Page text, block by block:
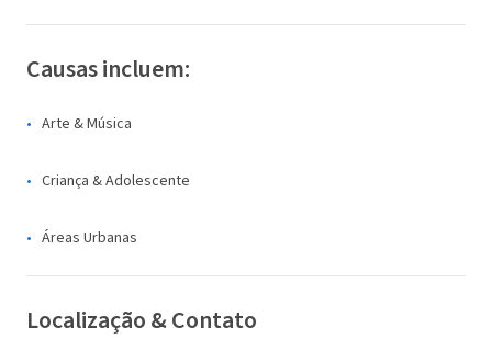
Causas incluem:
Arte & Música
Criança & Adolescente
Áreas Urbanas
Localização & Contato